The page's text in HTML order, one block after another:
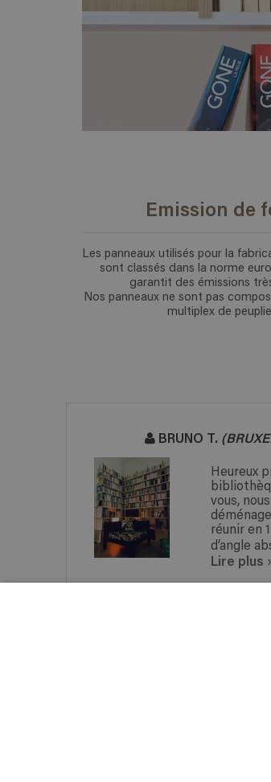
Emission de
Les panneaux utilisés pour la
sont classés dans la norme
garantit des émissions
Nos panneaux ne sont pas
multiplex de
BRUNO T.
Heureux
vous, nous
déménager
réunir en 1
d’angle
Lire plus »